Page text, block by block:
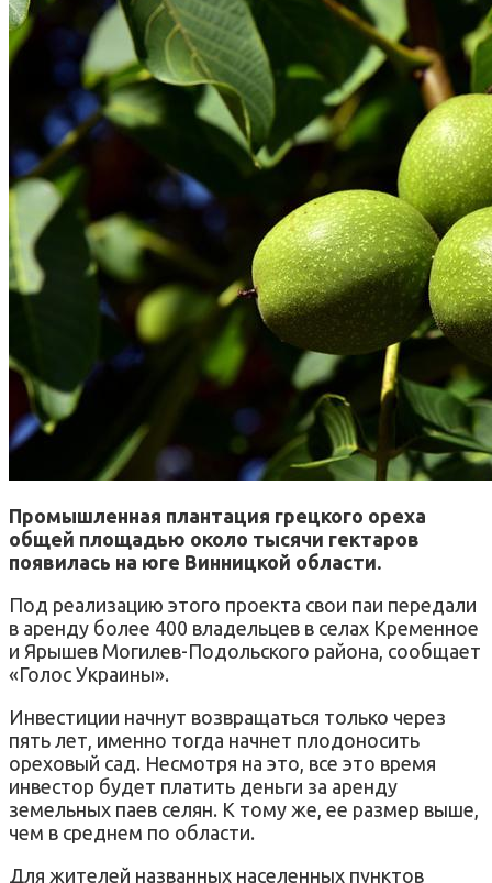
Промышленная плантация грецкого ореха
общей площадью около тысячи гектаров
появилась на юге Винницкой области.
Под реализацию этого проекта свои паи передали
в аренду более 400 владельцев в селах Кременное
и Ярышев Могилев-Подольского района, сообщает
«Голос Украины».
Инвестиции начнут возвращаться только через
пять лет, именно тогда начнет плодоносить
ореховый сад. Несмотря на это, все это время
инвестор будет платить деньги за аренду
земельных паев селян. К тому же, ее размер выше,
чем в среднем по области.
Для жителей названных населенных пунктов